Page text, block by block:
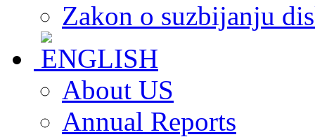
Zakon o suzbijanju
About US
Annual Reports